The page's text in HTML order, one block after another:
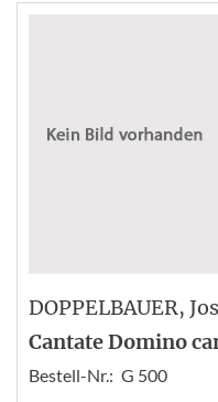
DOPPELBAUER,
Cantate Domino
Bestell-Nr.: G 500